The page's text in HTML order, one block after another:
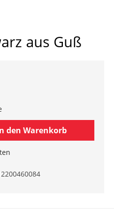
aus Guß
den Warenkorb